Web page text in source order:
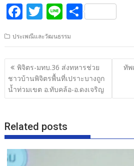
F
ac
e
b
o
o
T
itt
er
Li
e
S
ar
e
ประเพณีและวัฒนธรรม
แนะแนว
เรื่อง
พิจิตร-มทบ.36 ส่งทหารช่วย
ชาวบ้านพิจิตรพื้นที่เปราะบางถูก
น้ำท่วมเขต อ.ทับคล้อ-อ.ดงเจริญ
ทัพ
Related posts